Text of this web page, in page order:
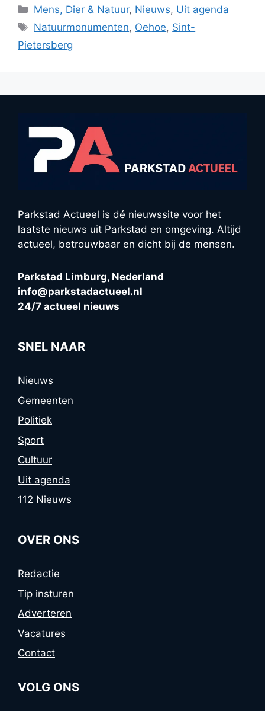
Categorieën
Mens, Dier & Natuur, Nieuws, Uit agenda
Tags
Natuurmonumenten, Oehoe, Sint-
Pietersberg
Parkstad Actueel is dé nieuwssite voor het
laatste nieuws uit Parkstad en omgeving. Altijd
actueel, betrouwbaar en dicht bij de mensen.
Parkstad Limburg, Nederland
info@parkstadactueel.nl
24/7 actueel nieuws
SNEL NAAR
Nieuws
Gemeenten
Politiek
Sport
Cultuur
Uit agenda
112 Nieuws
OVER ONS
Redactie
Tip insturen
Adverteren
Vacatures
Contact
VOLG ONS